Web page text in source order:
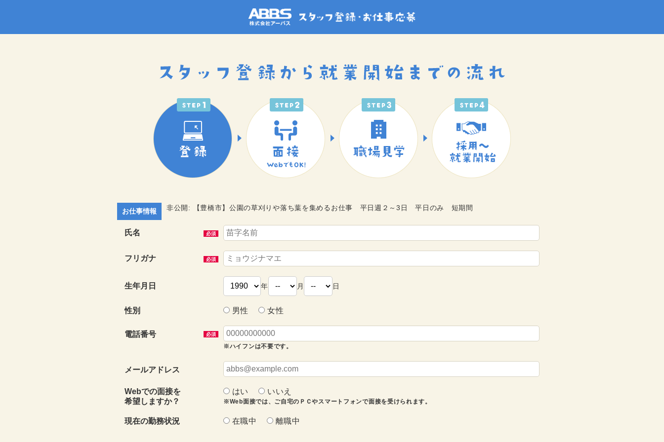
お仕事情報 非公開: 【豊橋市】公園の草刈りや落ち葉を集めるお仕事 平日週２～3日 平日のみ 短期間
氏名 必須
フリガナ 必須
生年月日 年 月 日
性別 男性 女性
電話番号 必須
※ハイフンは不要です。
メールアドレス
Webでの面接を
希望しますか？
はい いいえ
※Web面接では、ご自宅のＰＣやスマートフォンで面接を受けられます。
現在の勤務状況 在職中 離職中